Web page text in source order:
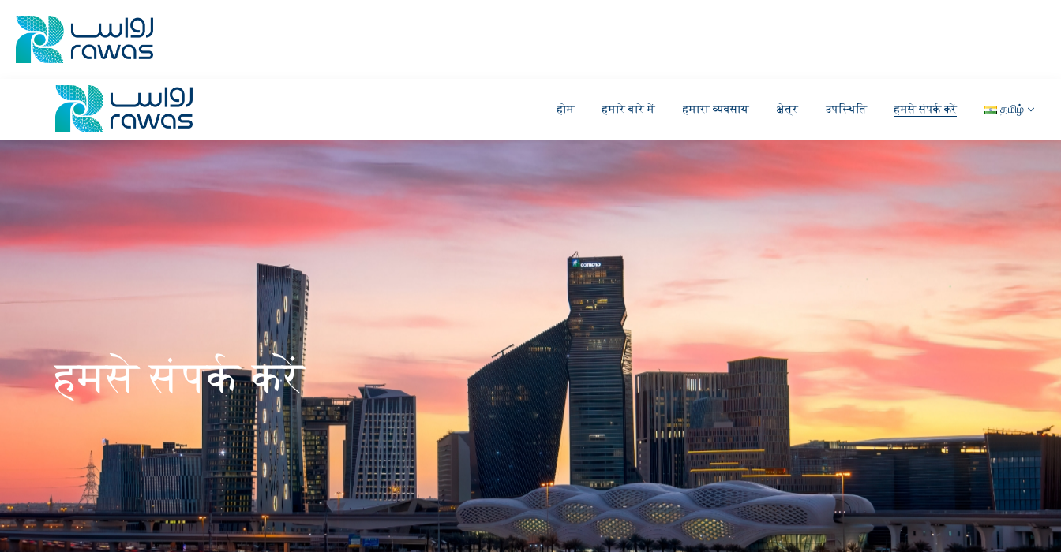
होम हमारे बारे में हमारा व्यवसाय क्षेत्र उपस्थिति हमसे संपर्क करें தமிழ்
हमसे संपर्क करें